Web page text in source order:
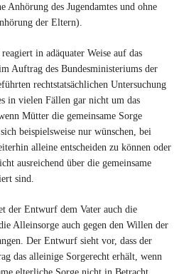
Anhörung des Jugendamtes und ohne
der Eltern).
in adäquater Weise auf das
Auftrag des Bundesministeriums der
rechtstatsächlichen Untersuchung
in vielen Fällen gar nicht um das
Mütter die gemeinsame Sorge
beispielsweise nur wünschen, bei
alleine entscheiden zu können oder
ausreichend über die gemeinsame
sind.
der Entwurf dem Vater auch die
Alleinsorge auch gegen den Willen der
Der Entwurf sieht vor, dass der
das alleinige Sorgerecht erhält, wenn
elterliche Sorge nicht in Betracht